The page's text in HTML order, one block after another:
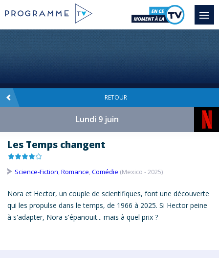
RETOUR
Lundi 9 juin
Les Temps changent
Science-Fiction,Romance,Comédie (Mexico - 2025)
Nora et Hector, un couple de scientifiques, font une découverte
qui les propulse dans letemps, de 1966 à 2025. Si Hector peine
à s'adapter, Nora s'épanouit... mais à quel prix ?